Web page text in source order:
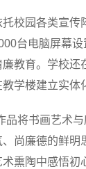
园各类宣传阵
台电脑屏幕
教育。学校还
学楼建立实体
将书画艺术与
尚廉德的鲜明
熏陶中感悟初